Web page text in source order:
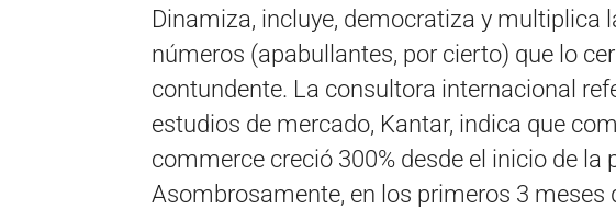
Dinamiza, incluye, democratiza y multiplica
números (apabullantes, por cierto) que lo
contundente. La consultora internacional
estudios de mercado, Kantar, indica que
commerce creció 300% desde el inicio de la
Asombrosamente, en los primeros 3 meses